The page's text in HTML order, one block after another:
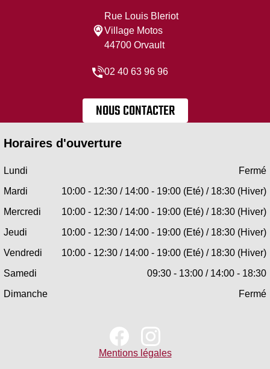
Rue Louis Bleriot
Village Motos
44700 Orvault
02 40 63 96 96
NOUS CONTACTER
Horaires d'ouverture
Lundi
Fermé
Mardi
10:00 - 12:30 / 14:00 - 19:00 (Eté) / 18:30 (Hiver)
Mercredi
10:00 - 12:30 / 14:00 - 19:00 (Eté) / 18:30 (Hiver)
Jeudi
10:00 - 12:30 / 14:00 - 19:00 (Eté) / 18:30 (Hiver)
Vendredi
10:00 - 12:30 / 14:00 - 19:00 (Eté) / 18:30 (Hiver)
Samedi
09:30 - 13:00 / 14:00 - 18:30
Dimanche
Fermé
Mentions légales